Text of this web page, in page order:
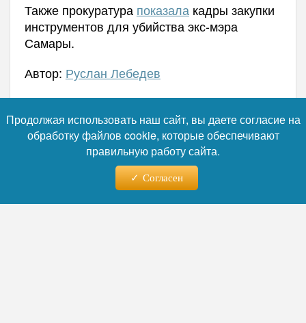
Также прокуратура показала кадры закупки
инструментов для убийства экс-мэра
Самары.
Автор: Руслан Лебедев
Читайте нас в телеграм
16.03.2026 - 18:16
Продолжая использовать наш сайт, вы даете согласие на
обработку файлов cookie, которые обеспечивают
правильную работу сайта.
Согласен